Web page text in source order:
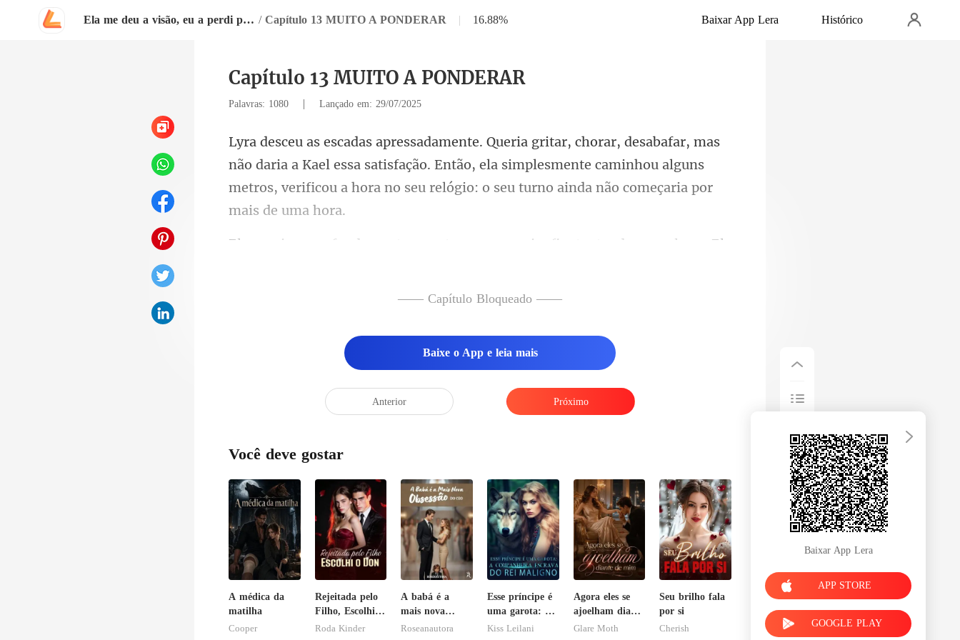
Ela me deu a visão, eu a perdi para sempre / Capítulo 13 MUITO A PONDERAR | 16.88% Baixar App Lera Histórico
Capítulo 13 MUITO A PONDERAR
Palavras: 1080 | Lançado em: 29/07/2025
daria a Kael essa satisfação. Então, ela simplesmente caminhou alguns
metros, ver
u-se no meio-fio, tentando se acal
—— Capítulo Bloqueado ——
Baixe o App e leia mais
Anterior Próximo
Você deve gostar
A médica da
matilha
Cooper
Rejeitada pelo
Filho, Escolhi o
Don
Roda Kinder
A babá é a
mais nova
obsessão do
Roseanautora
Esse príncipe é
uma garota: A
companheira
Kiss Leilani
Agora eles se
ajoelham diante
de mim
Glare Moth
Seu brilho fala
por si
Cherish
Baixar App Lera
APP STORE
GOOGLE PLAY